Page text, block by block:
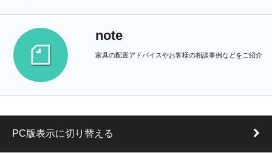
note
家具の配置アドバイスやお客様の相談事例などをご紹介
PC版表示に切り替える